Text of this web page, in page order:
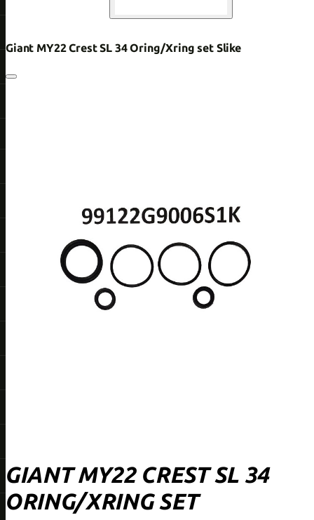
Giant MY22 Crest SL 34 Oring/Xring set Slike
GIANT MY22 CREST SL 34
ORING/XRING SET